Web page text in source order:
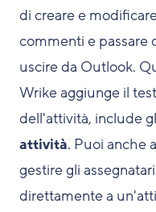
di creare e
commenti e passare
uscire da Outlook.
Wrike aggiunge il
dell'attività, include
attività. Puoi anche
gestire gli
direttamente a